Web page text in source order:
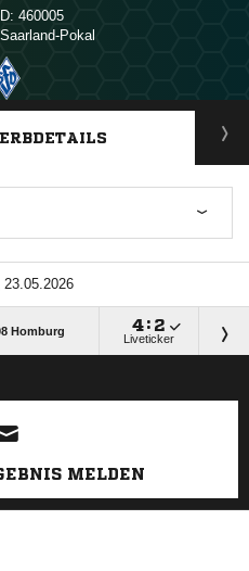
460005
Pokal
Homburg : 
Liveticker
MELDEN